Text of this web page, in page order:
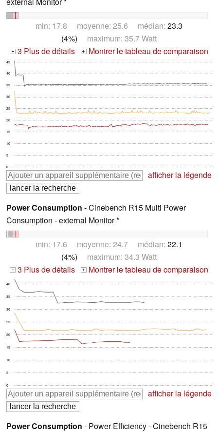
min: 17.8 moyenne: 25.6 médian: 23.3
(4%) maximum: 35.7 Watt
+ 3 Plus de détails + Montrer le tableau de comparaison
0
5
10
15
20
25
30
35
40
45
afficher la légende
Power Consumption - Cinebench R15 Multi Power
Consumption - external Monitor *
min: 17.6 moyenne: 24.7 médian: 22.1
(4%) maximum: 34.3 Watt
+ 3 Plus de détails + Montrer le tableau de comparaison
0
5
10
15
20
25
30
35
40
afficher la légende
Power Consumption - Power Efficiency - Cinebench R15